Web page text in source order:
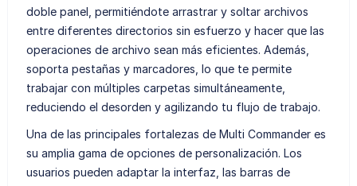
doble panel, permitiéndote arrastrar y soltar archivos
entre diferentes directorios sin esfuerzo y hacer que las
operaciones de archivo sean más eficientes. Además,
soporta pestañas y marcadores, lo que te permite
trabajar con múltiples carpetas simultáneamente,
reduciendo el desorden y agilizando tu flujo de trabajo.
Una de las principales fortalezas de Multi Commander es
su amplia gama de opciones de personalización. Los
usuarios pueden adaptar la interfaz, las barras de